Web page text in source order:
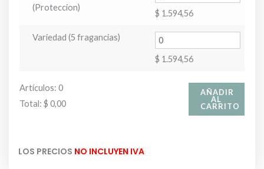
(Proteccion)
$ 1.594,56
Variedad (5 fragancias)
$ 1.594,56
Artículos: 0
Total: $ 0,00
Tu
AÑADIR
AL
CARRITO
LOS PRECIOS NO INCLUYEN IVA